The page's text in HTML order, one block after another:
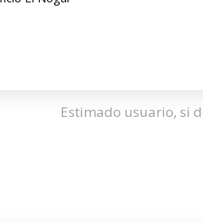
Estimado usuario, si